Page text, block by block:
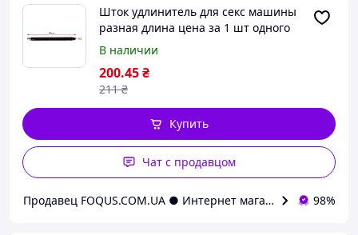
Шток удлинитель для секс машины
разная длина цена за 1 шт одного
размера
В наличии
200.45₴
211 ₴
Купить
Чат с продавцом
Продавец FOQUS.COM.UA ● Интернет магазин Фокус98%